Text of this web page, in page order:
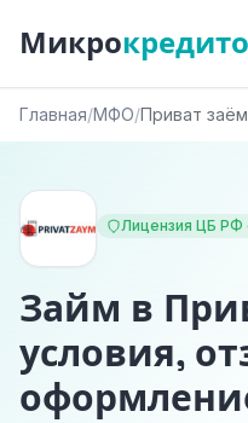
Микрокредито
Главная/МФО/Приват заём
Лицензия ЦБ РФ
Займ в
условия,